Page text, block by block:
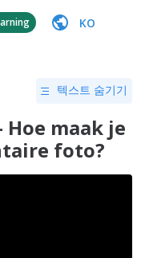
KO
텍스트 숨기기
maak je
foto?